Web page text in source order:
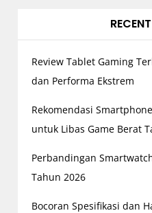
Review Tablet Gaming
dan Performa Ekstrem
Rekomendasi
untuk Libas Game Berat
Perbandingan
Tahun 2026
Bocoran Spesifikasi dan